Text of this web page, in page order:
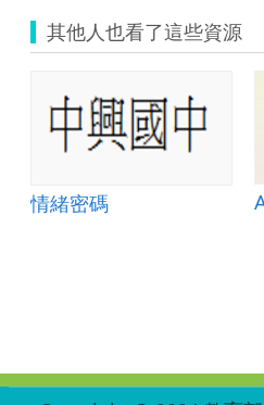
其他人也看了這些資源
情緒密碼